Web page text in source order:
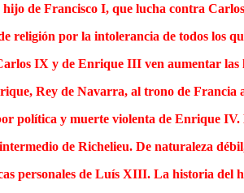
de Francisco I, que lucha contra
religión por la intolerancia de todos los
IX y de Enrique III ven aumentar las
Rey de Navarra, al trono de
política y muerte violenta de Enrique IV.
de Richelieu. De naturaleza
personales de Luís XIII. La historia del